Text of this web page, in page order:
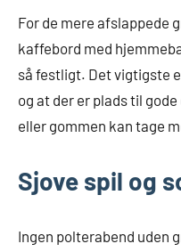
For de mere afslappede
kaffebord med
så festligt. Det vigtigste
og at der er plads til
eller gommen kan tage
Sjove spil og
Ingen polterabend uden